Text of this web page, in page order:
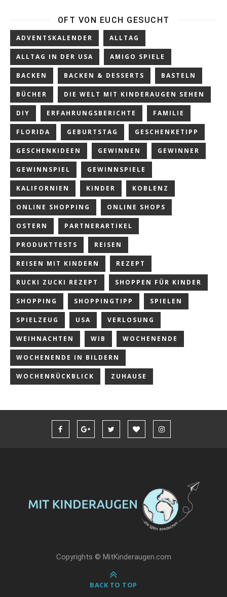
OFT VON EUCH GESUCHT
ADVENTSKALENDER ALLTAG
ALLTAG IN DER USA AMIGO SPIELE
BACKEN BACKEN & DESSERTS BASTELN
BÜCHER DIE WELT MIT KINDERAUGEN SEHEN
DIY ERFAHRUNGSBERICHTE FAMILIE
FLORIDA GEBURTSTAG GESCHENKETIPP
GESCHENKIDEEN GEWINNEN GEWINNER
GEWINNSPIEL GEWINNSPIELE
KALIFORNIEN KINDER KOBLENZ
ONLINE SHOPPING ONLINE SHOPS
OSTERN PARTNERARTIKEL
PRODUKTTESTS REISEN
REISEN MIT KINDERN REZEPT
RUCKI ZUCKI REZEPT SHOPPEN FÜR KINDER
SHOPPING SHOPPINGTIPP SPIELEN
SPIELZEUG USA VERLOSUNG
WEIHNACHTEN WIB WOCHENENDE
WOCHENENDE IN BILDERN
WOCHENRÜCKBLICK ZUHAUSE
Copyrights © MitKinderaugen.com
BACK TO TOP